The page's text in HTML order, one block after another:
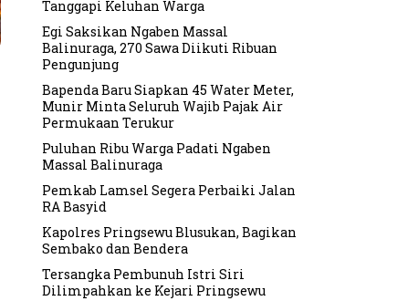
Tanggapi Keluhan Warga
Egi Saksikan Ngaben Massal
Balinuraga, 270 Sawa Diikuti Ribuan
Pengunjung
Bapenda Baru Siapkan 45 Water Meter,
Munir Minta Seluruh Wajib Pajak Air
Permukaan Terukur
Puluhan Ribu Warga Padati Ngaben
Massal Balinuraga
Pemkab Lamsel Segera Perbaiki Jalan
RA Basyid
Kapolres Pringsewu Blusukan, Bagikan
Sembako dan Bendera
Tersangka Pembunuh Istri Siri
Dilimpahkan ke Kejari Pringsewu